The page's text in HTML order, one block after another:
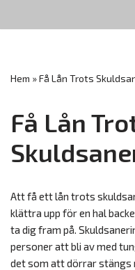
Hem »Få Lån Trots
Få Lån
Att få ett lån trots
klättra upp för en hal
ta dig fram på.
personer att bli av med
det som att dörrar stängs